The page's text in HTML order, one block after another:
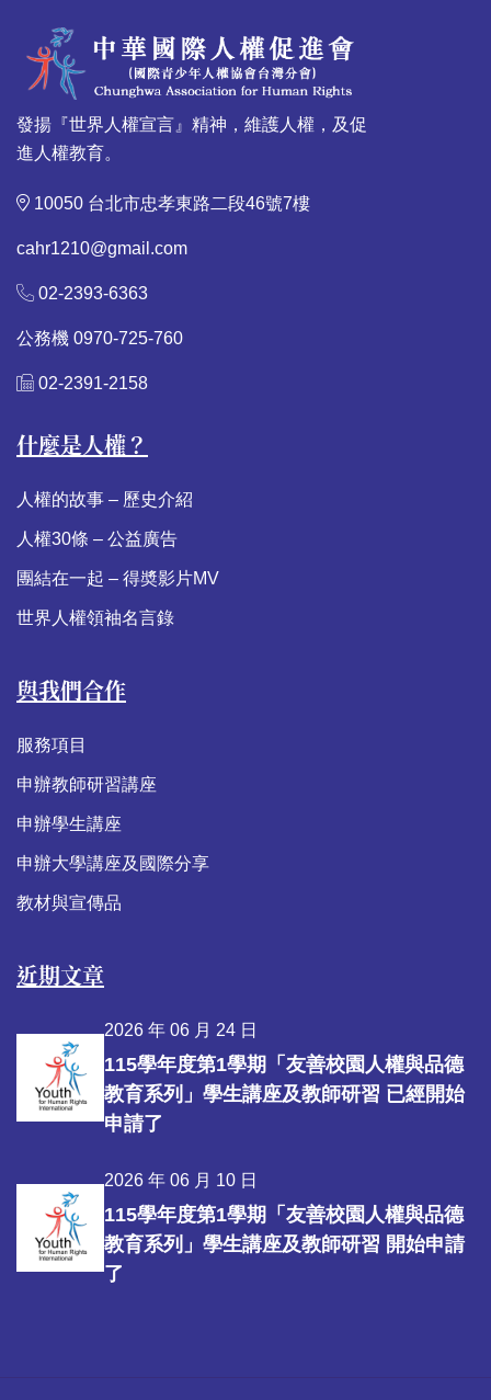
發揚『世界人權宣言』精神，維護人權，及促
進人權教育。
10050 台北市忠孝東路二段46號7樓
cahr1210@gmail.com
02-2393-6363
公務機 0970-725-760
02-2391-2158
什麼是人權？
人權的故事 – 歷史介紹
人權30條 – 公益廣告
團結在一起 – 得奬影片MV
世界人權領袖名言錄
與我們合作
服務項目
申辦教師研習講座
申辦學生講座
申辦大學講座及國際分享
教材與宣傳品
近期文章
2026 年 06 月 24 日
115學年度第1學期「友善校園人權與品德
教育系列」學生講座及教師研習 已經開始
申請了
2026 年 06 月 10 日
115學年度第1學期「友善校園人權與品德
教育系列」學生講座及教師研習 開始申請
了